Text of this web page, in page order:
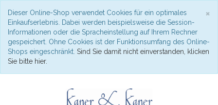
×
Dieser Online-Shop verwendet Cookies für ein optimales
Einkaufserlebnis. Dabei werden beispielsweise die Session-
Informationen oder die Spracheinstellung auf Ihrem Rechner
gespeichert. Ohne Cookies ist der Funktionsumfang des Online-
Shops eingeschränkt. Sind Sie damit nicht einverstanden, klicken
Sie bitte hier.